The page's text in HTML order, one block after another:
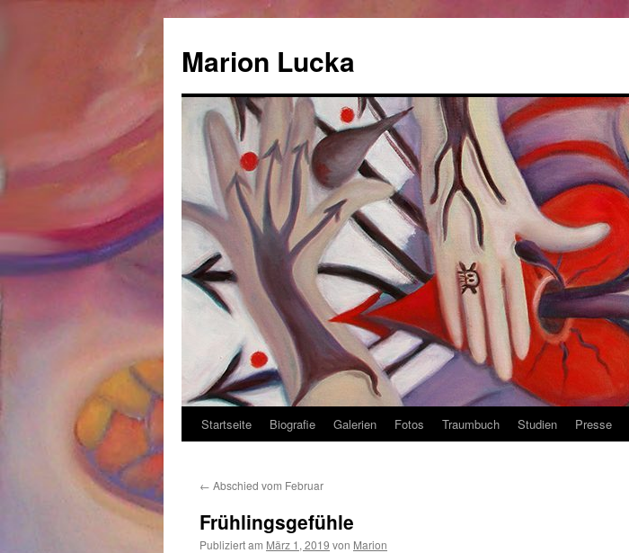
Marion Lucka
Zum
springen
Startseite Biografie Galerien Fotos Traumbuch Studien Presse
← Abschied vom Februar
Frühlingsgefühle
Publiziert am März 1, 2019 von Marion